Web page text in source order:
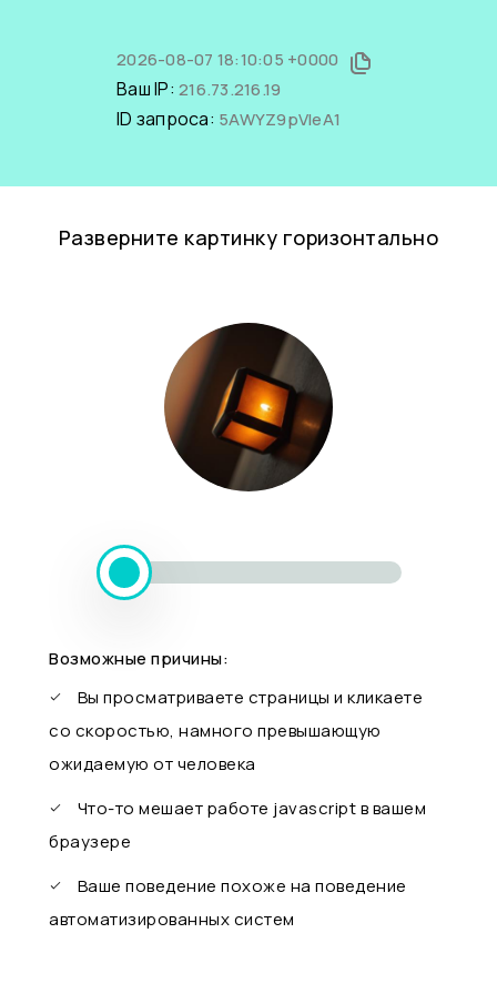
2026-08-07 18:10:05 +0000
Ваш IP: 216.73.216.19
ID запроса: 5AWYZ9pVIeA1
Разверните картинку горизонтально
Возможные причины:
Вы просматриваете страницы и кликаете
со скоростью, намного превышающую
ожидаемую от человека
Что-то мешает работе javascript в вашем
браузере
Ваше поведение похоже на поведение
автоматизированных систем